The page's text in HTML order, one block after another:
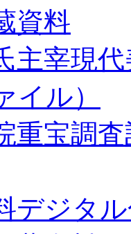
資料
主宰現
イル）
重宝調
デジタ